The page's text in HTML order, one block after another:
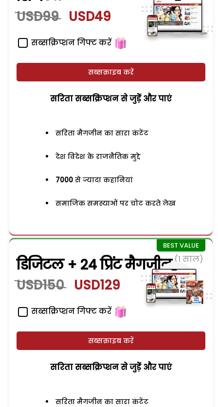
USD99 USD49
सब्सक्रिप्शन गिफ्ट करें
सब्सक्राइब करें
सरिता सब्सक्रिप्शन से जुड़ेें और पाएं
सरिता मैगजीन का सारा कंटेंट
देश विदेश के राजनैतिक मुद्दे
7000 से ज्यादा कहानियां
समाजिक समस्याओं पर चोट करते लेख
डिजिटल + 24 प्रिंट मैगजीन (1 साल)
USD150 USD129
सब्सक्रिप्शन गिफ्ट करें
सब्सक्राइब करें
सरिता सब्सक्रिप्शन से जुड़ेें और पाएं
सरिता मैगजीन का सारा कंटेंट